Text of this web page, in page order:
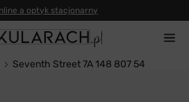
Seventh Street 7A 148 807 54